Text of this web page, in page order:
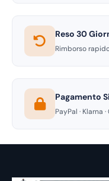
Reso 30
Rimborso
Pagamento
PayPal · Klarna